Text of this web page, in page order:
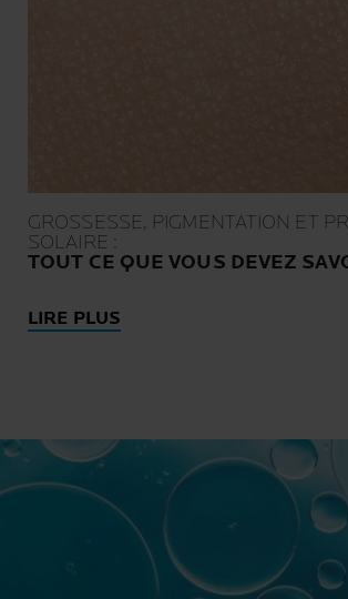
GROSSESSE, PIGMENTATION ET
SOLAIRE :
TOUT CE QUE VOUS DEVEZ
LIRE PLUS